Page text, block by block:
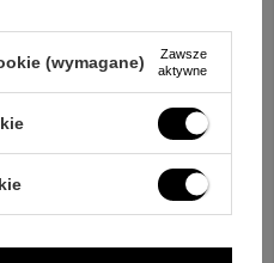
opinię
zakupem
(wymagane)
Zawsze
aktywne